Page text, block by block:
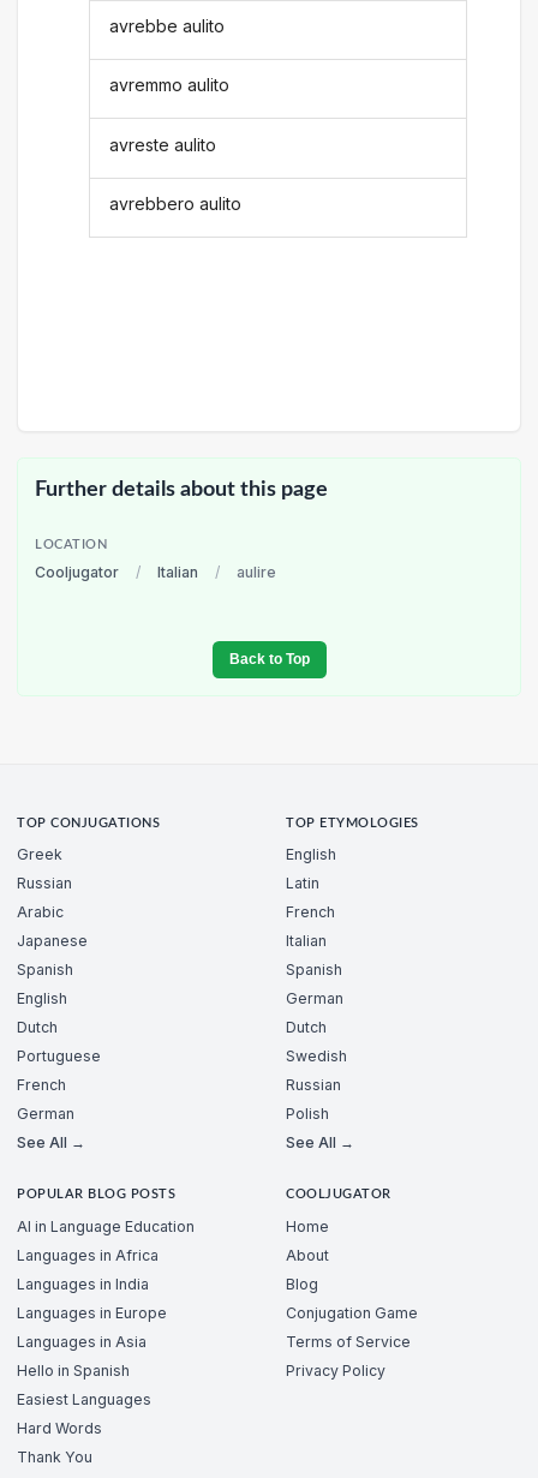
avrebbe aulito
avremmo aulito
avreste aulito
avrebbero aulito
Further details about this page
LOCATION
Cooljugator / Italian / aulire
Back to Top
TOP CONJUGATIONS
Greek
Russian
Arabic
Japanese
Spanish
English
Dutch
Portuguese
French
German
See All →
TOP ETYMOLOGIES
English
Latin
French
Italian
Spanish
German
Dutch
Swedish
Russian
Polish
See All →
POPULAR BLOG POSTS
AI in Language Education
Languages in Africa
Languages in India
Languages in Europe
Languages in Asia
Hello in Spanish
Easiest Languages
Hard Words
Thank You
COOLJUGATOR
Home
About
Blog
Conjugation Game
Terms of Service
Privacy Policy